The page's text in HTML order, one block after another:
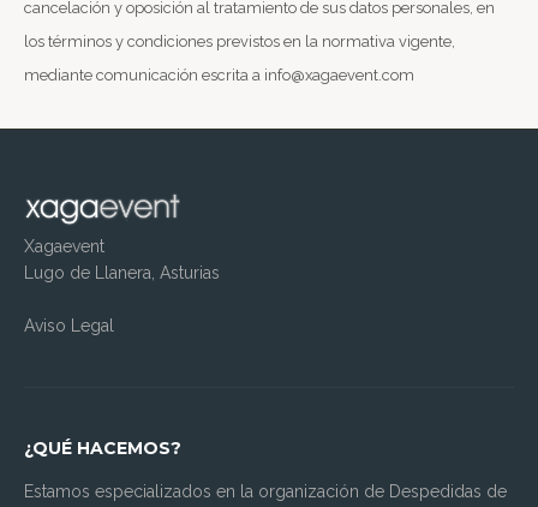
cancelación y oposición al tratamiento de sus datos personales, en
los términos y condiciones previstos en la normativa vigente,
mediante comunicación escrita a info@xagaevent.com
Xagaevent
Lugo de Llanera, Asturias
Aviso Legal
¿QUÉ HACEMOS?
Estamos especializados en la organización de Despedidas de